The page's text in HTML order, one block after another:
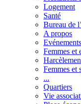
Logement
Santé
Bureau de
A propos
Evénements
Femmes et
Femmes et
...
Quartiers
Vie